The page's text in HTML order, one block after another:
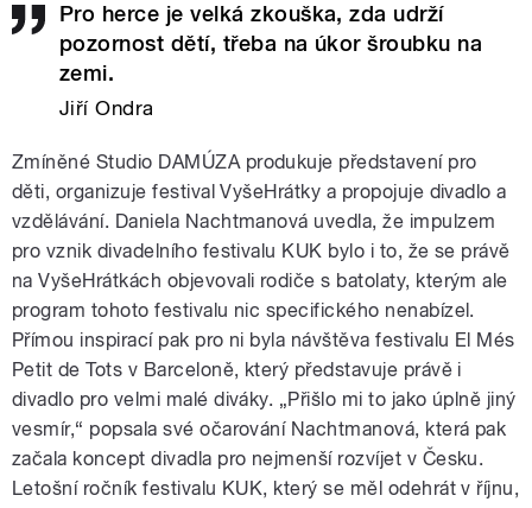
Pro herce je velká zkouška, zda udrží
pozornost dětí, třeba na úkor šroubku na
zemi.
Jiří Ondra
Zmíněné Studio DAMÚZA produkuje představení pro
děti, organizuje festival VyšeHrátky a propojuje divadlo a
vzdělávání. Daniela Nachtmanová uvedla, že impulzem
pro vznik divadelního festivalu KUK bylo i to, že se právě
na VyšeHrátkách objevovali rodiče s batolaty, kterým ale
program tohoto festivalu nic specifického nenabízel.
Přímou inspirací pak pro ni byla návštěva festivalu El Més
Petit de Tots v Barceloně, který představuje právě i
divadlo pro velmi malé diváky. „Přišlo mi to jako úplně jiný
vesmír,“ popsala své očarování Nachtmanová, která pak
začala koncept divadla pro nejmenší rozvíjet v Česku.
Letošní ročník festivalu KUK, který se měl odehrát v říjnu,